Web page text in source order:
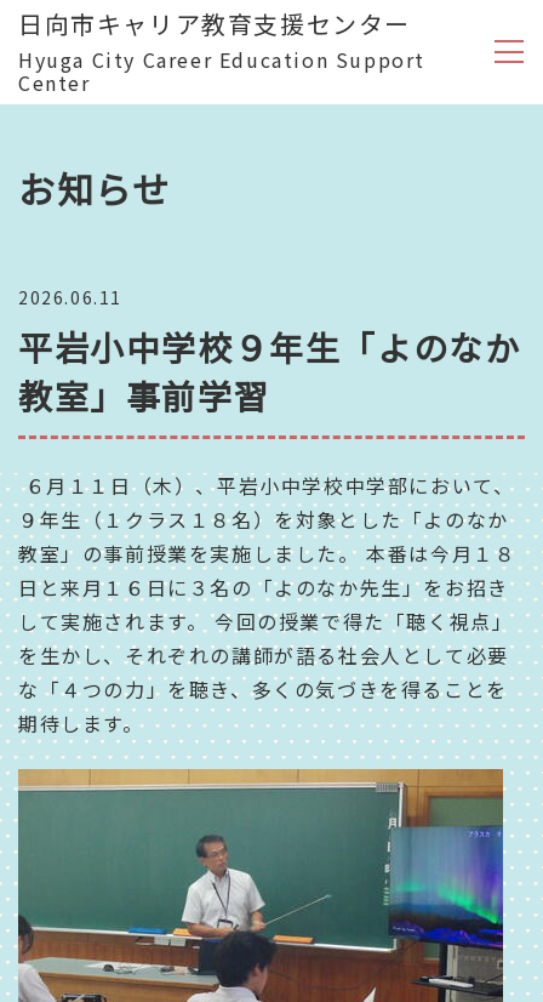
日向市キャリア教育支援センター
Hyuga City Career Education Support
Center
お知らせ
2026.06.11
平岩小中学校９年生「よのなか
教室」事前学習
６月１１日（木）、平岩小中学校中学部において、
９年生（１クラス１８名）を対象とした「よのなか
教室」の事前授業を実施しました。 本番は今月１８
日と来月１６日に３名の「よのなか先生」をお招き
して実施されます。 今回の授業で得た「聴く視点」
を生かし、それぞれの講師が語る社会人として必要
な「４つの力」を聴き、多くの気づきを得ることを
期待します。